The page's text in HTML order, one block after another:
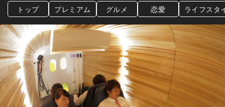
トップ プレミアム グルメ 恋愛 ライフスタ